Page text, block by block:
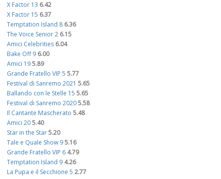
X Factor 13 6.42
X Factor 15 6.37
Temptation Island 8 6.36
The Voice Senior 2 6.15
Amici Celebrities 6.04
Bake Off 9 6.00
Amici 195.89
Grande Fratello VIP 5 5.77
Festival di Sanremo 2021 5.65
Ballando con le Stelle 15 5.65
Festival di Sanremo 20205.58
Il Cantante Mascherato 5.48
Amici 205.40
Star in the Star5.20
Tale e Quale Show 95.16
Grande Fratello VIP 6 4.79
Temptation Island 9 4.26
La Pupa e il Secchione 5 2.77